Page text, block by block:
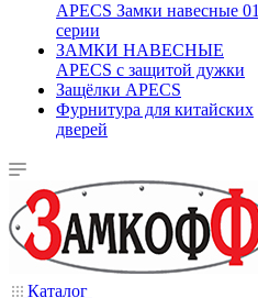
APECS Замки навесные 01
серии
ЗАМКИ НАВЕСНЫЕ
APECS с защитой дужки
Защёлки APECS
Фурнитура для китайских
дверей
Каталог